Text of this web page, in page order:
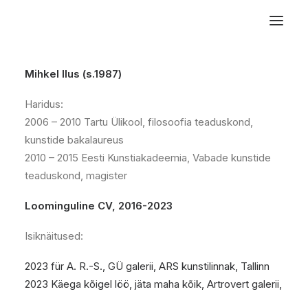
Mihkel Ilus (s.1987)
Haridus:
2006 – 2010 Tartu Ülikool, filosoofia teaduskond,
kunstide bakalaureus
2010 – 2015 Eesti Kunstiakadeemia, Vabade kunstide
teaduskond, magister
Loominguline CV, 2016-2023
Isiknäitused:
2023 für A. R.-S., GÜ galerii, ARS kunstilinnak, Tallinn
2023 Käega kõigel löö, jäta maha kõik, Artrovert galerii,